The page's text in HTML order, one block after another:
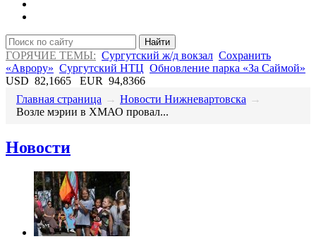
Найти
ГОРЯЧИЕ ТЕМЫ: Сургутский ж/д вокзал Сохранить
«Аврору» Сургутский НТЦ Обновление парка «За Саймой»
USD 82,1665 EUR 94,8366
Главная страница → Новости Нижневартовска →
​Возле мэрии в ХМАО провал...
Новости